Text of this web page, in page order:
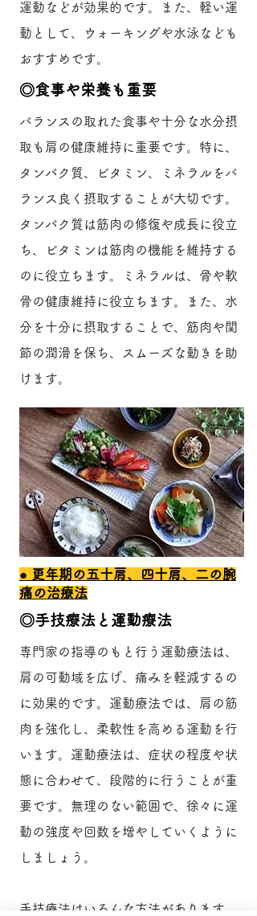
運動などが効果的です。また、軽い運
動として、ウォーキングや水泳なども
おすすめです。
​◎食事や栄養も重要
バランスの取れた食事や十分な水分摂
取も肩の健康維持に重要です。特に、
タンパク質、ビタミン、ミネラルをバ
ランス良く摂取することが大切です。
タンパク質は筋肉の修復や成長に役立
ち、ビタミンは筋肉の機能を維持する
のに役立ちます。ミネラルは、骨や軟
骨の健康維持に役立ちます。また、水
分を十分に摂取することで、筋肉や関
節の潤滑を保ち、スムーズな動きを助
けます。
​● 更年期の五十肩、四十肩、二の腕
痛の治療法
​◎手技療法と運動療法
専門家の指導のもと行う運動療法は、
肩の可動域を広げ、痛みを軽減するの
に効果的です。運動療法では、肩の筋
肉を強化し、柔軟性を高める運動を行
います。運動療法は、症状の程度や状
態に合わせて、段階的に行うことが重
要です。無理のない範囲で、徐々に運
動の強度や回数を増やしていくように
しましょう。
手技療法はいろんな方法があります